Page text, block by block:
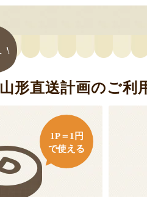
山形直送計画のご利
1P＝1円
で使える